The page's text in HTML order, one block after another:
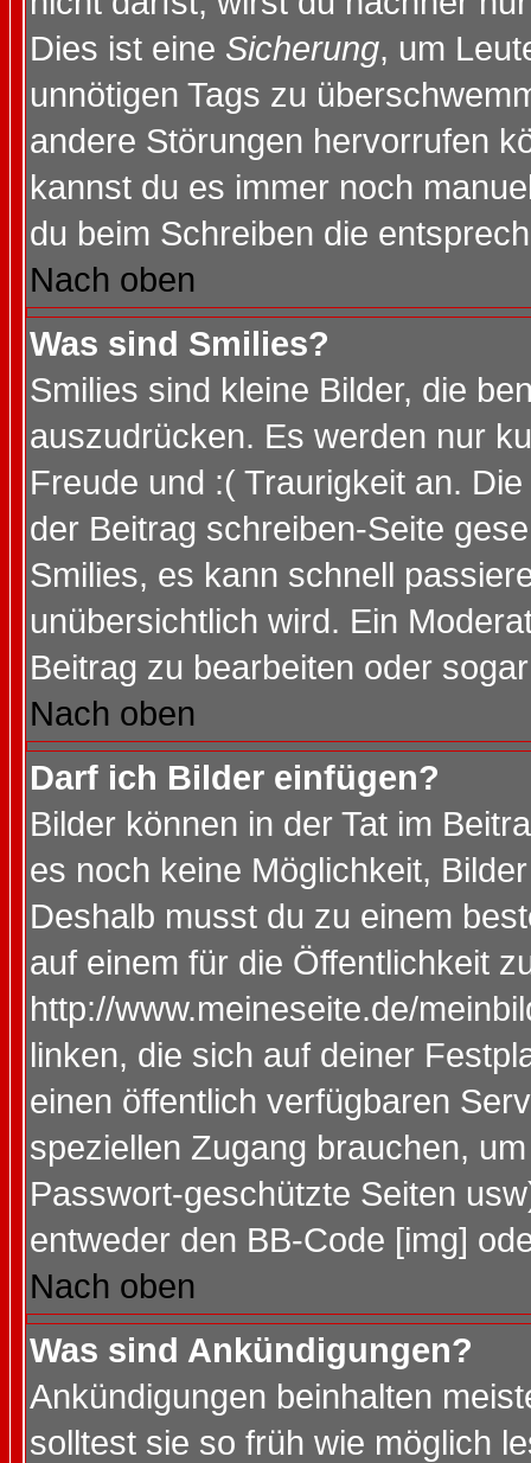
Dies ist eine Sicherung, um
unnötigen Tags zu
andere Störungen hervorrufen
kannst du es immer noch
du beim Schreiben die
Nach oben
Was sind Smilies?
Smilies sind kleine Bilder, die
auszudrücken. Es werden nur
Freude und :( Traurigkeit an.
der Beitrag schreiben-Seite
Smilies, es kann schnell
unübersichtlich wird. Ein
Beitrag zu bearbeiten oder
Nach oben
Darf ich Bilder einfügen?
Bilder können in der Tat im
es noch keine Möglichkeit,
Deshalb musst du zu einem
auf einem für die Öffentlichkeit
http://www.meineseite.de/
linken, die sich auf deiner
einen öffentlich verfügbaren
speziellen Zugang brauchen,
Passwort-geschützte Seiten
entweder den BB-Code [img]
Nach oben
Was sind Ankündigungen?
Ankündigungen beinhalten
solltest sie so früh wie möglich